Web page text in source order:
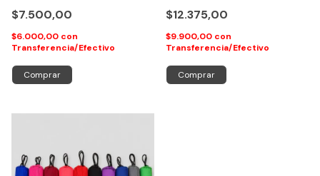
60X120
$7.500,00
$6.000,00 con
Transferencia/Efectivo
Comprar
80X150 CON BOLSO DE
$12.375,00
$9.900,00 con
Transferencia/Efectivo
Comprar